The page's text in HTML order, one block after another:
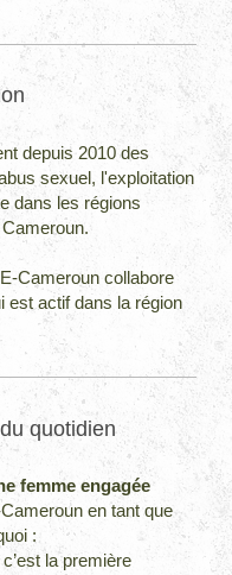
depuis 2010 des
sexuel, l'exploitation
dans les régions
Cameroun collabore
est actif dans la région
quotidien
femme engagée
en tant que
:
la première